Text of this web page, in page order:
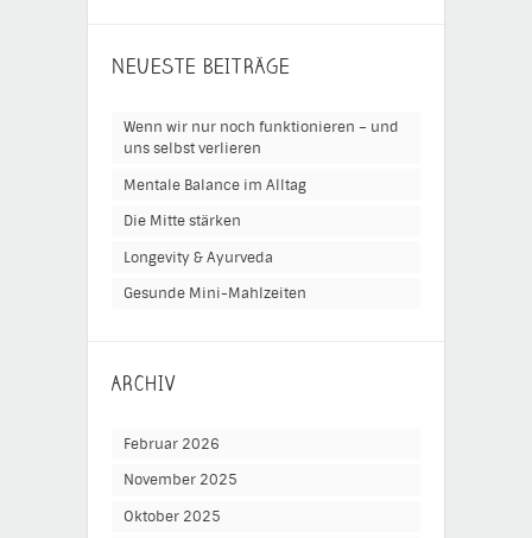
NEUESTE BEITRÄGE
Wenn wir nur noch funktionieren – und
uns selbst verlieren
Mentale Balance im Alltag
Die Mitte stärken
Longevity & Ayurveda
Gesunde Mini-Mahlzeiten
ARCHIV
Februar 2026
November 2025
Oktober 2025